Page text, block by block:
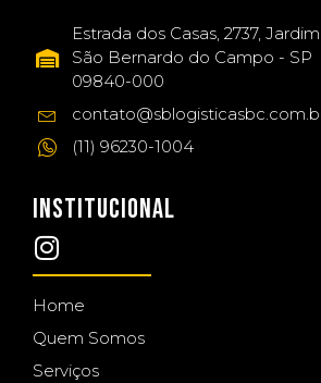
Estrada dos Casas, 2737,
São Bernardo do Campo - SP
09840-000
(11) 96230-1004
INSTITUCIONAL
Home
Quem Somos
Serviços